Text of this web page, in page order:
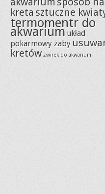
kreta sztuczne
termomentr do
akwarium układ
pokarmowy żaby
kretów żwirek do akwarium